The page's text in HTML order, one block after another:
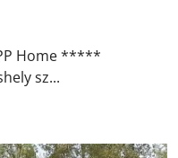
Home *****
sz...